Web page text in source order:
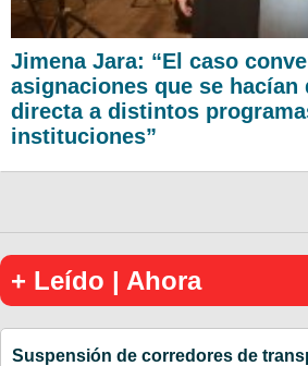
Jimena Jara: “El caso
asignaciones que se hacían
directa a distintos
instituciones”
+ Leído | Ahora
Suspensión de corredores de